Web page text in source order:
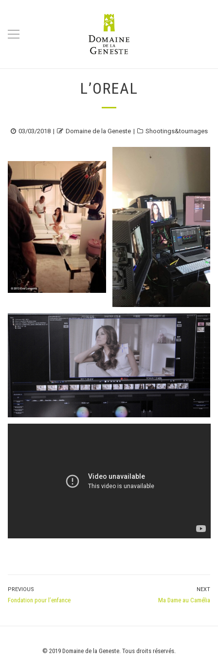
L’OREAL
Posted
03/03/2018 Author
Domaine de la Geneste Categories
Shootings&tournages
NAVIGATION
PREVIOUS
Previous
Fondation pour l’enfance
NEXT
Next
Ma Dame au Camélia
© 2019 Domaine de la Geneste. Tous droits réservés.